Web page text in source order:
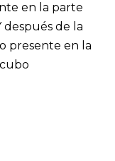
en la parte
de la
presente en la